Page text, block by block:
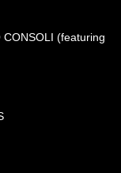
(featuring